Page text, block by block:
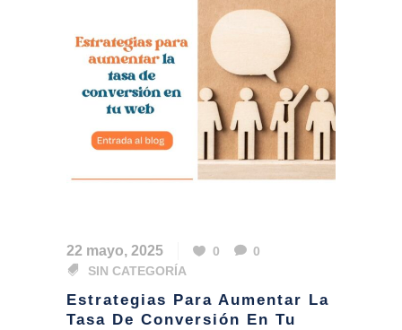
22 mayo, 2025 0
0
SIN CATEGORÍA
Estrategias Para Aumentar La
Tasa De Conversión En Tu